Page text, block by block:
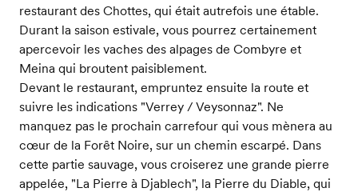
restaurant des Chottes, qui était autrefois une étable.
Durant la saison estivale, vous pourrez certainement
apercevoir les vaches des alpages de Combyre et
Meina qui broutent paisiblement.
Devant le restaurant, empruntez ensuite la route et
suivre les indications "Verrey / Veysonnaz". Ne
manquez pas le prochain carrefour qui vous mènera au
cœur de la Forêt Noire, sur un chemin escarpé. Dans
cette partie sauvage, vous croiserez une grande pierre
appelée, "La Pierre à Djablech", la Pierre du Diable, qui